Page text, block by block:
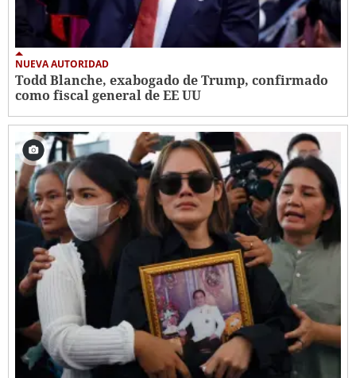
NUEVA AUTORIDAD
Todd Blanche, exabogado de Trump, confirmado
como fiscal general de EE UU